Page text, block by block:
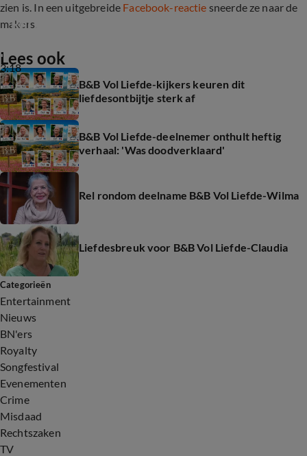
zien is. In een uitgebreide Facebook-reactie sneerde ze naar de
makers.
3:18
Rel rondom deelname B&B Vol Liefde-Wilma
Lees ook
B&B Vol Liefde-kijkers keuren dit
liefdesontbijtje sterk af
B&B Vol Liefde-deelnemer onthult heftig
verhaal: 'Was doodverklaard'
Rel rondom deelname B&B Vol Liefde-Wilma
Liefdesbreuk voor B&B Vol Liefde-Claudia
Categorieën
Entertainment
Nieuws
BN'ers
Royalty
Songfestival
Evenementen
Crime
Misdaad
Rechtszaken
TV